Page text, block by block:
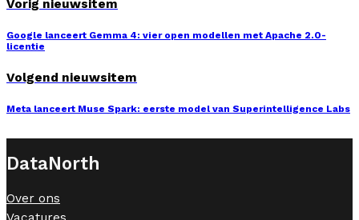
Vorig nieuwsitem
Google lanceert Gemma 4: vier open modellen met Apache 2.0-
licentie
Volgend nieuwsitem
Meta lanceert Muse Spark: eerste model van Superintelligence Labs
DataNorth
Over ons